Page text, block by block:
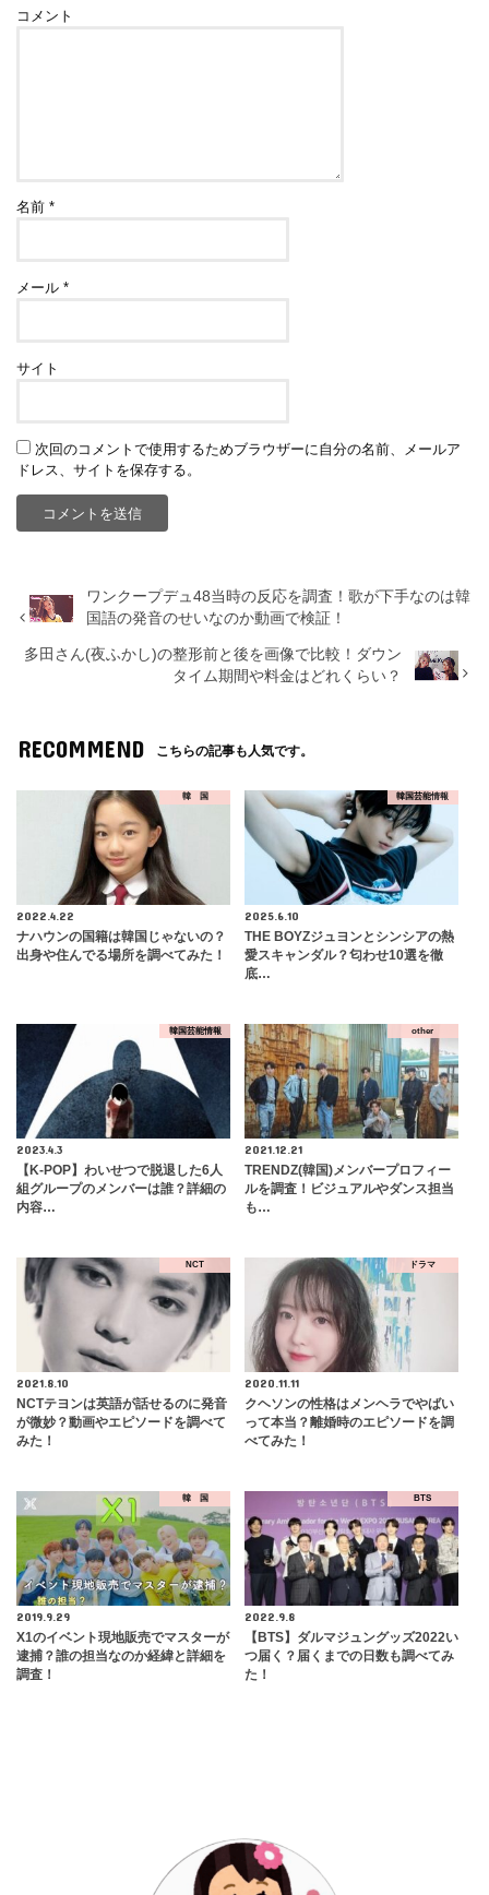
コメント
名前*
メール*
サイト
次回のコメントで使用するためブラウザーに自分の名前、メールア
ドレス、サイトを保存する。
ワンクープデュ48当時の反応を調査！歌が下手なのは韓
国語の発音のせいなのか動画で検証！
多田さん(夜ふかし)の整形前と後を画像で比較！ダウン
タイム期間や料金はどれくらい？
RECOMMEND こちらの記事も人気です。
韓 国
2022.4.22
ナハウンの国籍は韓国じゃないの？
出身や住んでる場所を調べてみた！
韓国芸能情報
2025.6.10
THE BOYZジュヨンとシンシアの熱
愛スキャンダル？匂わせ10選を徹
底…
韓国芸能情報
2023.4.3
【K-POP】わいせつで脱退した6人
組グループのメンバーは誰？詳細の
内容…
other
2021.12.21
TRENDZ(韓国)メンバープロフィー
ルを調査！ビジュアルやダンス担当
も…
NCT
2021.8.10
NCTテヨンは英語が話せるのに発音
が微妙？動画やエピソードを調べて
みた！
ドラマ
2020.11.11
クヘソンの性格はメンヘラでやばい
って本当？離婚時のエピソードを調
べてみた！
韓 国
2019.9.29
X1のイベント現地販売でマスターが
逮捕？誰の担当なのか経緯と詳細を
調査！
BTS
2022.9.8
【BTS】ダルマジュングッズ2022い
つ届く？届くまでの日数も調べてみ
た！